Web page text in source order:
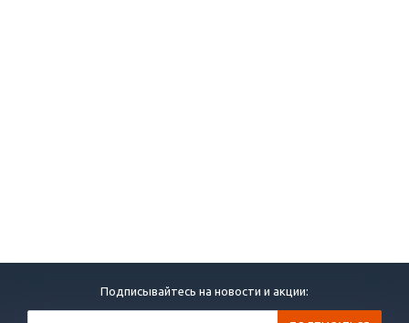
Подписывайтесь на новости и акции: